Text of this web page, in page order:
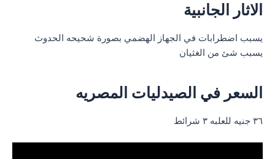
الاثار الجانبية
يسبب اضطرابات في الجهاز الهضمي بصورة شحيحه الحدوث
يسبب شئ من الغثيان
السعر في الصيدليات المصريه
٣٦ جنيه للعلبه ٣ شرائط